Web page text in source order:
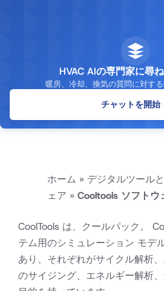
HVAC AIの専門家に尋
暖房、冷却、換気の質問に対す
チャットを開始
ホーム » デジタルツール
ェア » Cooltools ソフトウ
CoolTools は、 クールパック。
テム用のシミュレーション モデ
あり、それぞれがサイクル解析
のサイジング、エネルギー解析